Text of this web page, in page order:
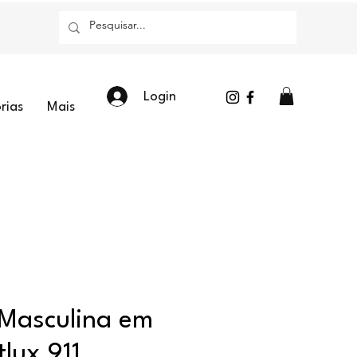
Login
Mais
em